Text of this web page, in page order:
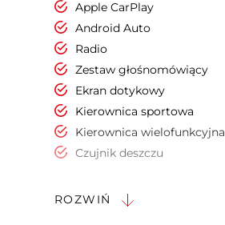
Apple CarPlay
Android Auto
Radio
Zestaw głośnomówiący
Ekran dotykowy
Kierownica sportowa
Kierownica wielofunkcyjna
Czujnik deszczu
Elektryczne szyby tylne
ROZWIŃ